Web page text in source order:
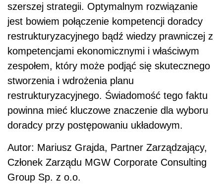
szerszej strategii. Optymalnym rozwiązanie
jest bowiem połączenie kompetencji doradcy
restrukturyzacyjnego bądź wiedzy prawniczej z
kompetencjami ekonomicznymi i właściwym
zespołem, który może podjąć się skutecznego
stworzenia i wdrożenia planu
restrukturyzacyjnego. Świadomość tego faktu
powinna mieć kluczowe znaczenie dla wyboru
doradcy przy postępowaniu układowym.
Autor: Mariusz Grajda, Partner Zarządzający,
Członek Zarządu MGW Corporate Consulting
Group Sp. z o.o.